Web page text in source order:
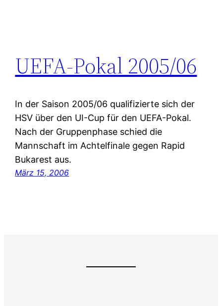
UEFA-Pokal 2005/06
In der Saison 2005/06 qualifizierte sich der
HSV über den UI-Cup für den UEFA-Pokal.
Nach der Gruppenphase schied die
Mannschaft im Achtelfinale gegen Rapid
Bukarest aus.
März 15, 2006